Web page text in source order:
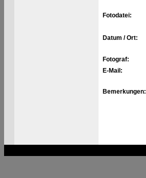
Fotodatei:
Datum / Ort:
Fotograf:
E-Mail:
Bemerkungen: